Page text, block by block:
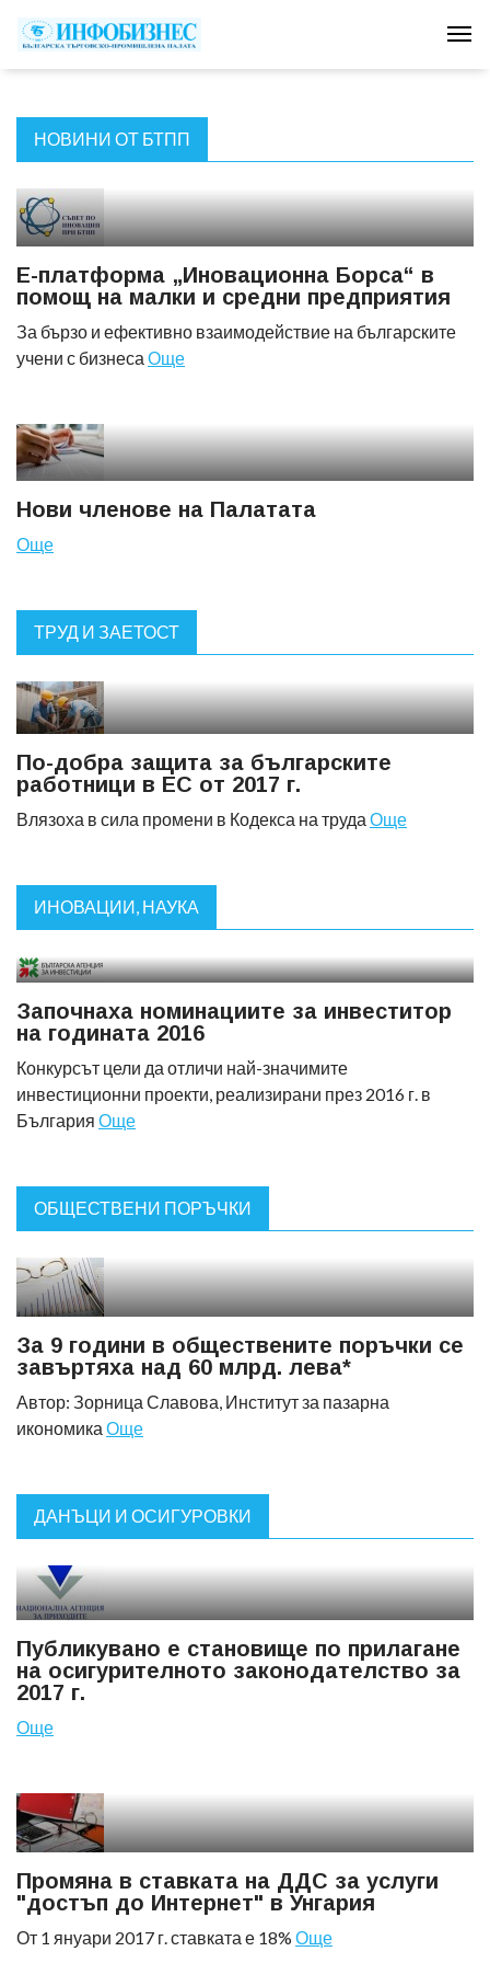
НОВИНИ ОТ БТПП
Е-платформа „Иновационна Борса“ в
помощ на малки и средни предприятия
За бързо и ефективно взаимодействие на българските
учени с бизнеса Още
Нови членове на Палатата
Още
ТРУД И ЗАЕТОСТ
По-добра защита за българските
работници в ЕС от 2017 г.
Влязоха в сила промени в Кодекса на труда Още
ИНОВАЦИИ, НАУКА
Започнаха номинациите за инвеститор
на годината 2016
Конкурсът цели да отличи най-значимите
инвестиционни проекти, реализирани през 2016 г. в
България Още
ОБЩЕСТВЕНИ ПОРЪЧКИ
За 9 години в обществените поръчки се
завъртяха над 60 млрд. лева*
Автор: Зорница Славова, Институт за пазарна
икономика Още
ДАНЪЦИ И ОСИГУРОВКИ
Публикувано е становище по прилагане
на осигурителното законодателство за
2017 г.
Още
Промяна в ставката на ДДС за услуги
"достъп до Интернет" в Унгария
От 1 януари 2017 г. ставката е 18% Още